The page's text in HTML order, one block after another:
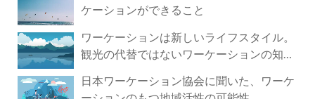
ケーションができること
ワーケーションは新しいライフスタイル。
観光の代替ではないワーケーションの知ら
日本ワーケーション協会に聞いた、ワーケ